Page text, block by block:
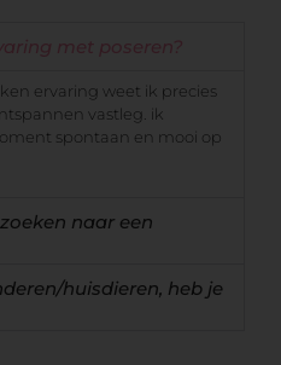
met poseren?
ervaring weet ik precies
vastleg. ik
spontaan en mooi op
naar een
huisdieren, heb je